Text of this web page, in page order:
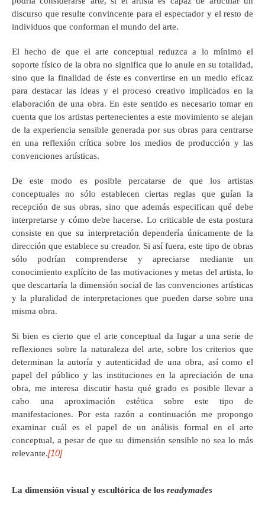
discurso que resulte convincente para el espectador y el resto de
individuos que conforman el mundo del arte.
El hecho de que el arte conceptual reduzca a lo mínimo el
soporte físico de la obra no significa que lo anule en su totalidad,
sino que la finalidad de éste es convertirse en un medio eficaz
para destacar las ideas y el proceso creativo implicados en la
elaboración de una obra. En este sentido es necesario tomar en
cuenta que los artistas pertenecientes a este movimiento se alejan
de la experiencia sensible generada por sus obras para centrarse
en una reflexión crítica sobre los medios de producción y las
convenciones artísticas.
De este modo es posible percatarse de que los artistas
conceptuales no sólo establecen ciertas reglas que guían la
recepción de sus obras, sino que además especifican qué debe
interpretarse y cómo debe hacerse. Lo criticable de esta postura
consiste en que su interpretación dependería únicamente de la
dirección que establece su creador. Si así fuera, este tipo de obras
sólo podrían comprenderse y apreciarse mediante un
conocimiento explícito de las motivaciones y metas del artista, lo
que descartaría la dimensión social de las convenciones artísticas
y la pluralidad de interpretaciones que pueden darse sobre una
misma obra.
Si bien es cierto que el arte conceptual da lugar a una serie de
reflexiones sobre la naturaleza del arte, sobre los criterios que
determinan la autoría y autenticidad de una obra, así como el
papel del público y las instituciones en la apreciación de una
obra, me interesa discutir hasta qué grado es posible llevar a
cabo una aproximación estética sobre este tipo de
manifestaciones. Por esta razón a continuación me propongo
examinar cuál es el papel de un análisis formal en el arte
conceptual, a pesar de que su dimensión sensible no sea lo más
relevante.[10]
La dimensión visual y escultórica de los readymades